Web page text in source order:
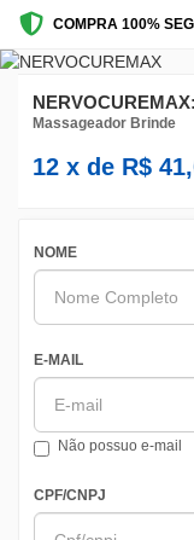
COMPRA 100%
NERVOCUREMAX:
Massageador Brinde
12 x de R$
NOME
E-MAIL
Não possuo e-mail
CPF/CNPJ